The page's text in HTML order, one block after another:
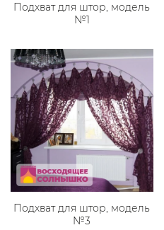
Подхват для штор, модель
№1
Подхват для штор, модель
№3